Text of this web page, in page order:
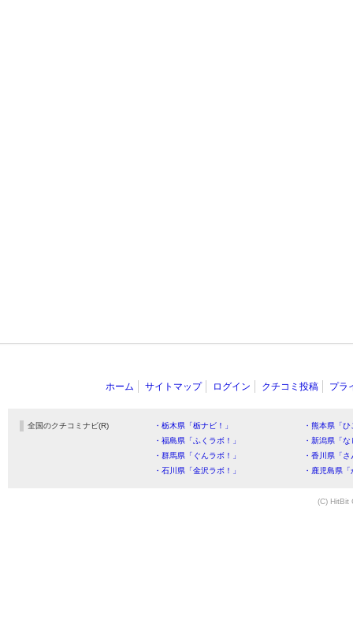
ホーム サイトマップ ログイン クチコミ投稿 プラ
全国のクチコミナビ(R) ・栃木県「栃ナビ！」
・熊本県「
・福島県「ふくラボ！」
・新潟県「
・群馬県「ぐんラボ！」
・香川県「
・石川県「金沢ラボ！」
・鹿児島県
(C) HitBit